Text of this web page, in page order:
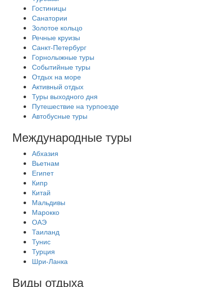
Гостиницы
Санатории
Золотое кольцо
Речные круизы
Санкт-Петербург
Горнолыжные туры
Событийные туры
Отдых на море
Активный отдых
Туры выходного дня
Путешествие на турпоезде
Автобусные туры
Международные туры
Абхазия
Вьетнам
Египет
Кипр
Китай
Мальдивы
Марокко
ОАЭ
Таиланд
Тунис
Турция
Шри-Ланка
Виды отдыха